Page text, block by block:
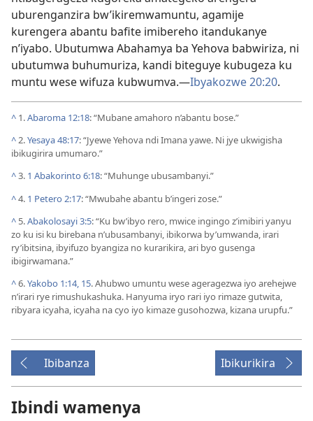
uburenganzira bw’ikiremwamuntu, agamije
kurengera abantu bafite imibereho itandukanye
n’iyabo. Ubutumwa Abahamya ba Yehova babwiriza, ni
ubutumwa buhumuriza, kandi biteguye kubugeza ku
muntu wese wifuza kubwumva.—Ibyakozwe 20:20.
^ 1.Abaroma 12:18: “Mubane amahoro n’abantu bose.”
^2.Yesaya 48:17: “Jyewe Yehova ndi Imana yawe. Ni jye ukwigisha
ibikugirira umumaro.”
^3. 1 Abakorinto 6:18: “Muhunge ubusambanyi.”
^4. 1 Petero 2:17: “Mwubahe abantu b’ingeri zose.”
^ 5.Abakolosayi 3:5: “Ku bw’ibyo rero, mwice ingingo z’imibiri yanyu
zo ku isi ku birebana n’ubusambanyi, ibikorwa by’umwanda, irari
ry’ibitsina, ibyifuzo byangiza no kurarikira, ari byo gusenga
ibigirwamana.”
^6.Yakobo 1:14, 15. Ahubwo umuntu wese ageragezwa iyo arehejwe
n’irari rye rimushukashuka. Hanyuma iryo rari iyo rimaze gutwita,
ribyara icyaha, icyaha na cyo iyo kimaze gusohozwa, kizana urupfu.”
Ibibanza Ibikurikira
Ibindi wamenya